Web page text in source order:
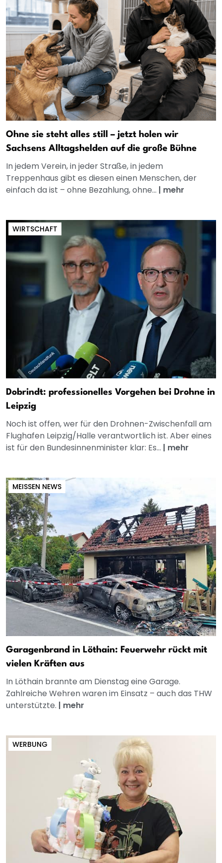
Ohne sie steht alles still – jetzt holen wir
Sachsens Alltagshelden auf die große Bühne
In jedem Verein, in jeder Straße, in jedem
Treppenhaus gibt es diesen einen Menschen, der
einfach da ist – ohne Bezahlung, ohne... | mehr
WIRTSCHAFT
Dobrindt: professionelles Vorgehen bei Drohne in
Leipzig
Noch ist offen, wer für den Drohnen-Zwischenfall am
Flughafen Leipzig/Halle verantwortlich ist. Aber eines
ist für den Bundesinnenminister klar: Es... | mehr
MEISSEN NEWS
Garagenbrand in Löthain: Feuerwehr rückt mit
vielen Kräften aus
In Löthain brannte am Dienstag eine Garage.
Zahlreiche Wehren waren im Einsatz – auch das THW
unterstützte. | mehr
WERBUNG